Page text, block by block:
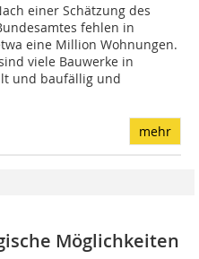
einer Schätzung des
fehlen in
eine Million Wohnungen.
viele Bauwerke in
und baufällig und
mehr
Möglichkeiten